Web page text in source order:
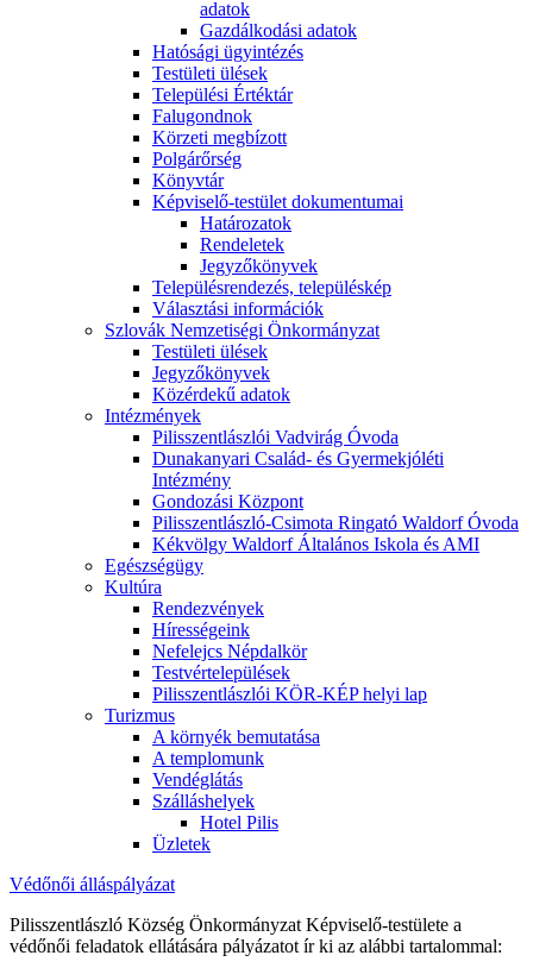
adatok
Gazdálkodási adatok
Hatósági ügyintézés
Testületi ülések
Települési Értéktár
Falugondnok
Körzeti megbízott
Polgárőrség
Könyvtár
Képviselő-testület dokumentumai
Határozatok
Rendeletek
Jegyzőkönyvek
Településrendezés, településkép
Választási információk
Szlovák Nemzetiségi Önkormányzat
Testületi ülések
Jegyzőkönyvek
Közérdekű adatok
Intézmények
Pilisszentlászlói Vadvirág Óvoda
Dunakanyari Család- és Gyermekjóléti
Intézmény
Gondozási Központ
Pilisszentlászló-Csimota Ringató Waldorf Óvoda
Kékvölgy Waldorf Általános Iskola és AMI
Egészségügy
Kultúra
Rendezvények
Hírességeink
Nefelejcs Népdalkör
Testvértelepülések
Pilisszentlászlói KÖR-KÉP helyi lap
Turizmus
A környék bemutatása
A templomunk
Vendéglátás
Szálláshelyek
Hotel Pilis
Üzletek
Védőnői álláspályázat
Pilisszentlászló Község Önkormányzat Képviselő-testülete a
védőnői feladatok ellátására pályázatot ír ki az alábbi tartalommal: